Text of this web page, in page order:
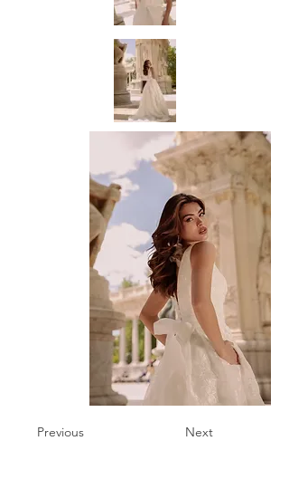
Previous Next